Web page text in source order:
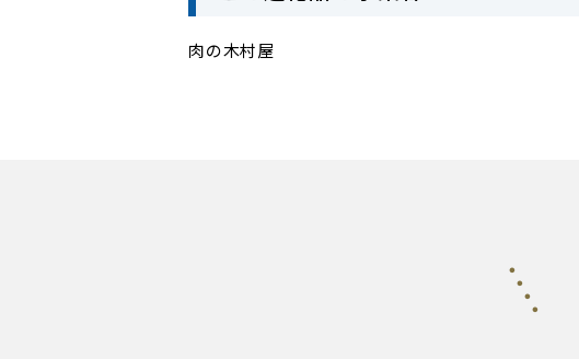
肉の木村屋